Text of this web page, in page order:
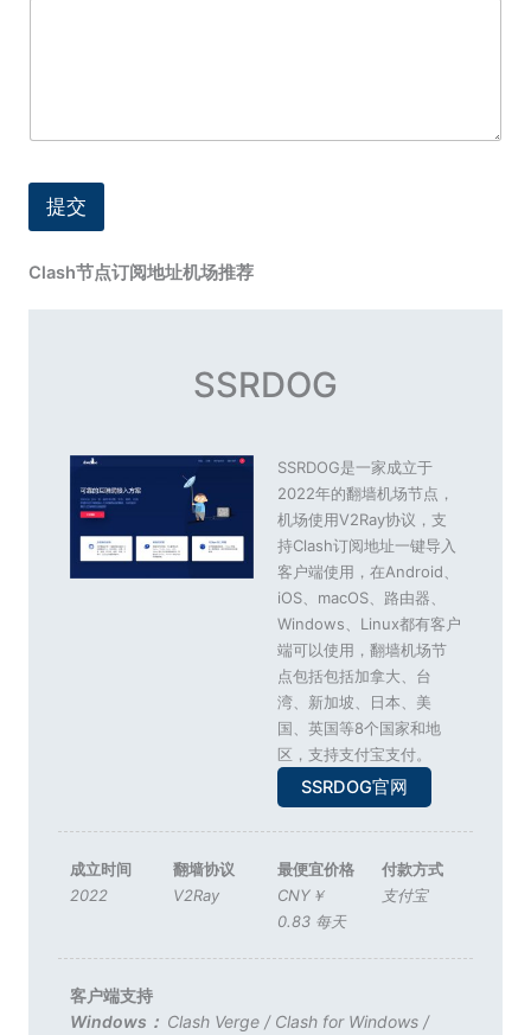
提交
Clash节点订阅地址机场推荐
SSRDOG
SSRDOG是一家成立于
2022年的翻墙机场节点，
机场使用V2Ray协议，支
持Clash订阅地址一键导入
客户端使用，在Android、
iOS、macOS、路由器、
Windows、Linux都有客户
端可以使用，翻墙机场节
点包括包括加拿大、台
湾、新加坡、日本、美
国、英国等8个国家和地
区，支持支付宝支付。
SSRDOG官网
成立时间
2022
翻墙协议
V2Ray
最便宜价格
CNY￥
0.83 每天
付款方式
支付宝
客户端支持
Windows： Clash Verge/ Clash for Windows/